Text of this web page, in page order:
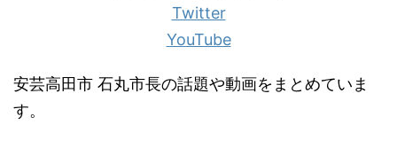
Twitter
YouTube
安芸高田市 石丸市長の話題や動画をまとめていま
す。